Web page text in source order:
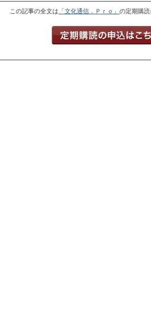
この記事の全文は 「文化通信．Ｐｒｏ」の定期購